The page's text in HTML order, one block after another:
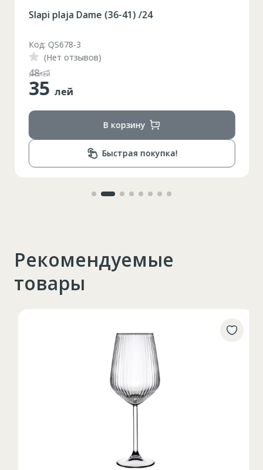
Таблица размеров
4XL
Slapi plaja Dame (36-41) /24
Код: QS678-3
(Нет отзывов)
48лей
35 лей
В корзину
Быстрая покупка!
Рекомендуемые
товары